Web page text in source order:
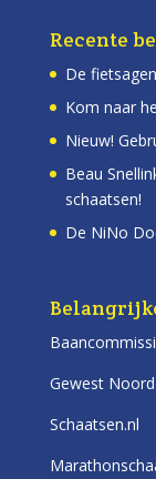
Recente
De
Kom naar
Nieuw!
Beau
schaatsen!
De NiNo
Gewest
Schaatsen.nl